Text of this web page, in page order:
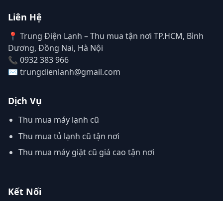
Liên Hệ
📍 Trung Điện Lạnh – Thu mua tận nơi TP.HCM, Bình
Dương, Đồng Nai, Hà Nội
📞 0932 383 966
✉️ trungdienlanh@gmail.com
Dịch Vụ
Thu mua máy lạnh cũ
Thu mua tủ lạnh cũ tận nơi
Thu mua máy giặt cũ giá cao tận nơi
Kết Nối